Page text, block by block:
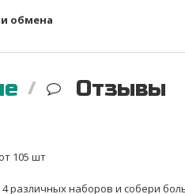
обмена
Отзывы
105 шт
различных наборов и собери